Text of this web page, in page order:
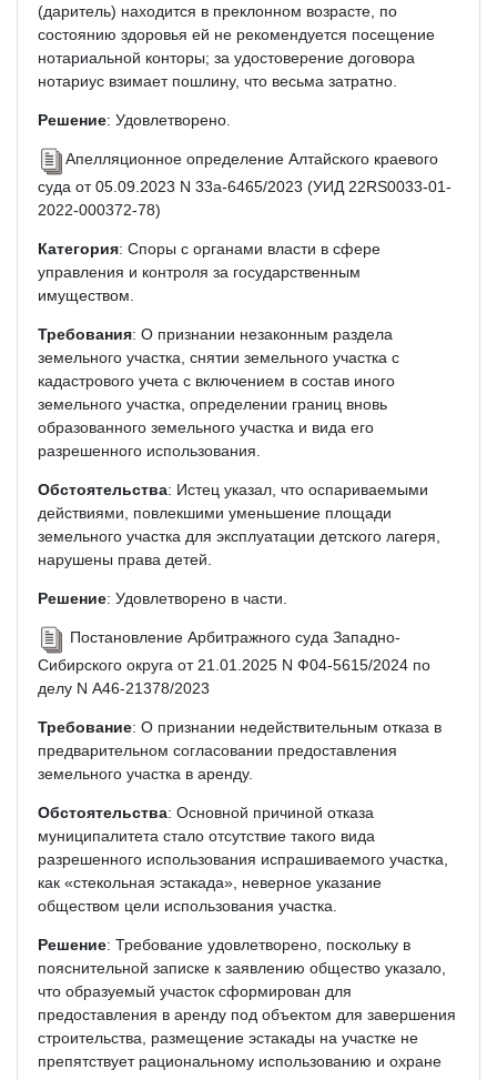
(даритель) находится в преклонном возрасте, по
состоянию здоровья ей не рекомендуется посещение
нотариальной конторы; за удостоверение договора
нотариус взимает пошлину, что весьма затратно.
Решение: Удовлетворено.
Апелляционное определение Алтайского краевого
суда от 05.09.2023 N 33а-6465/2023 (УИД 22RS0033-01-
2022-000372-78)
Категория: Споры с органами власти в сфере
управления и контроля за государственным
имуществом.
Требования: О признании незаконным раздела
земельного участка, снятии земельного участка с
кадастрового учета с включением в состав иного
земельного участка, определении границ вновь
образованного земельного участка и вида его
разрешенного использования.
Обстоятельства: Истец указал, что оспариваемыми
действиями, повлекшими уменьшение площади
земельного участка для эксплуатации детского лагеря,
нарушены права детей.
Решение: Удовлетворено в части.
Постановление Арбитражного суда Западно-
Сибирского округа от 21.01.2025 N Ф04-5615/2024 по
делу N А46-21378/2023
Требование: О признании недействительным отказа в
предварительном согласовании предоставления
земельного участка в аренду.
Обстоятельства: Основной причиной отказа
муниципалитета стало отсутствие такого вида
разрешенного использования испрашиваемого участка,
как «стекольная эстакада», неверное указание
обществом цели использования участка.
Решение: Требование удовлетворено, поскольку в
пояснительной записке к заявлению общество указало,
что образуемый участок сформирован для
предоставления в аренду под объектом для завершения
строительства, размещение эстакады на участке не
препятствует рациональному использованию и охране